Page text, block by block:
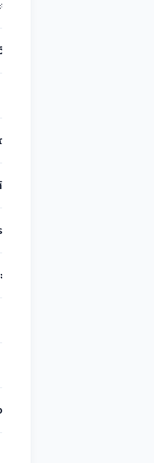
ปีงบประมาณ 2562
จำนวน 4 คน
อยขนส่ง1,2และ4
พรัตน์
าสาธาณภัย
งแวดล้อม
ะการบริหารงานพัสดุฯ